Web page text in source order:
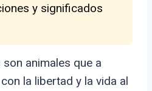
y significados
animales que a
la libertad y la vida al